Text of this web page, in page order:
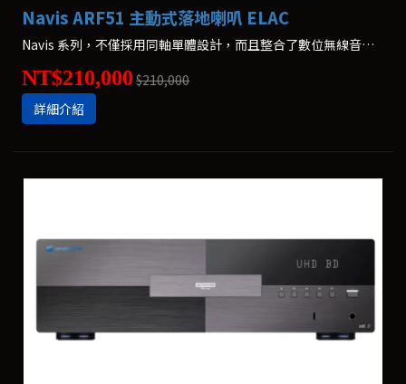
Navis ARF51 主動式落地喇叭 ELAC
Navis 系列，不僅採用同軸單體設計，而且整合了數位無線音樂，每一聲道還加入了 300 瓦大功率，可說是規格爆表的主動喇叭。
NT$210,000 $210,000
詳細介紹